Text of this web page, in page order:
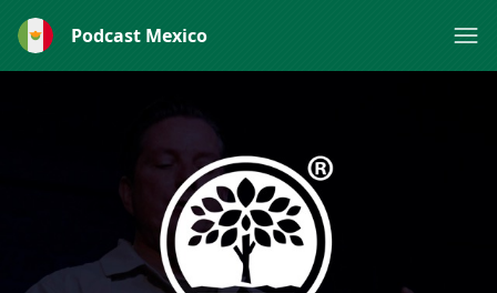
Podcast Mexico